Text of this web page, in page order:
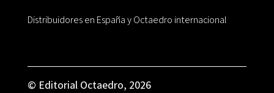
Distribuidores en España y Octaedro internacional
© Editorial Octaedro, 2026